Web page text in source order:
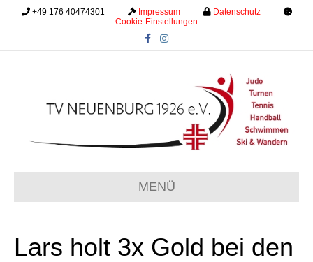
+49 176 40474301 Impressum Datenschutz
Cookie-Einstellungen
c
k
s
a
m
MENÜ
Lars holt 3x Gold bei den